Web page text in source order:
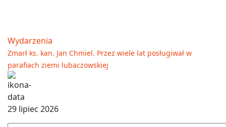
Wydarzenia
Zmarł ks. kan. Jan Chmiel. Przez wiele lat posługiwał w
parafiach ziemi lubaczowskiej
29 lipiec 2026